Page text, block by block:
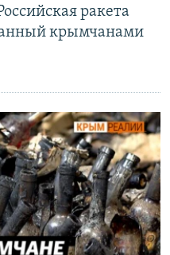
ракета
крымчанами